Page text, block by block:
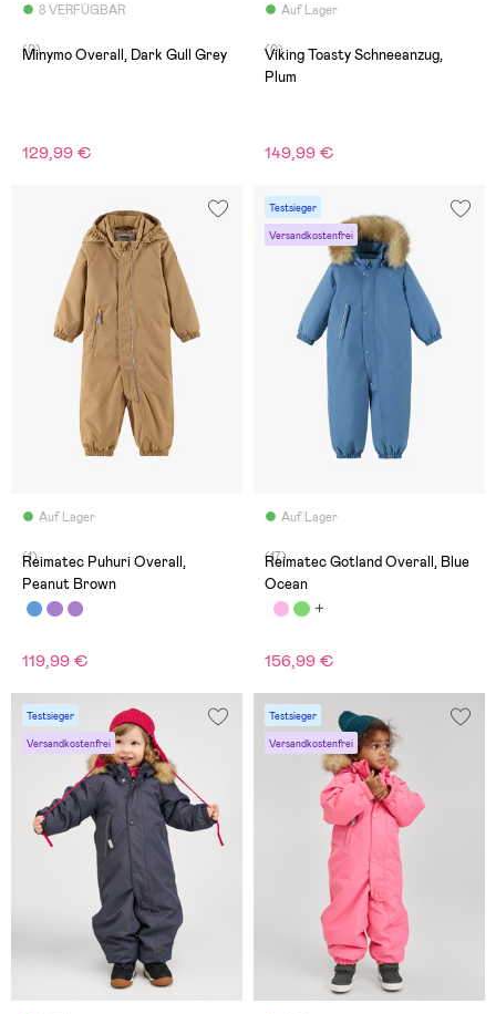
8 VERFÜGBAR
(0)
Minymo Overall, Dark Gull Grey
129,99 €
Auf Lager
(0)
Viking Toasty Schneeanzug,
Plum
149,99 €
Auf Lager
(1)
Reimatec Puhuri Overall,
Peanut Brown
119,99 €
Testsieger
Versandkostenfrei
Auf Lager
(17)
Reimatec Gotland Overall, Blue
Ocean
156,99 €
Testsieger
Versandkostenfrei
Testsieger
Versandkostenfrei